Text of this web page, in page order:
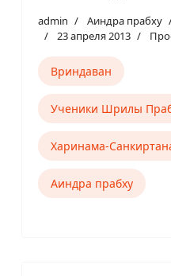
admin Аиндра прабху
23 апреля 2013
Вриндаван
Ученики Шрилы
Харинама-
Аиндра прабху